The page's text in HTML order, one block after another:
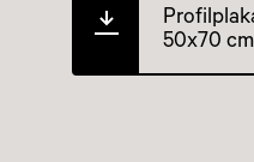
50x70 cm